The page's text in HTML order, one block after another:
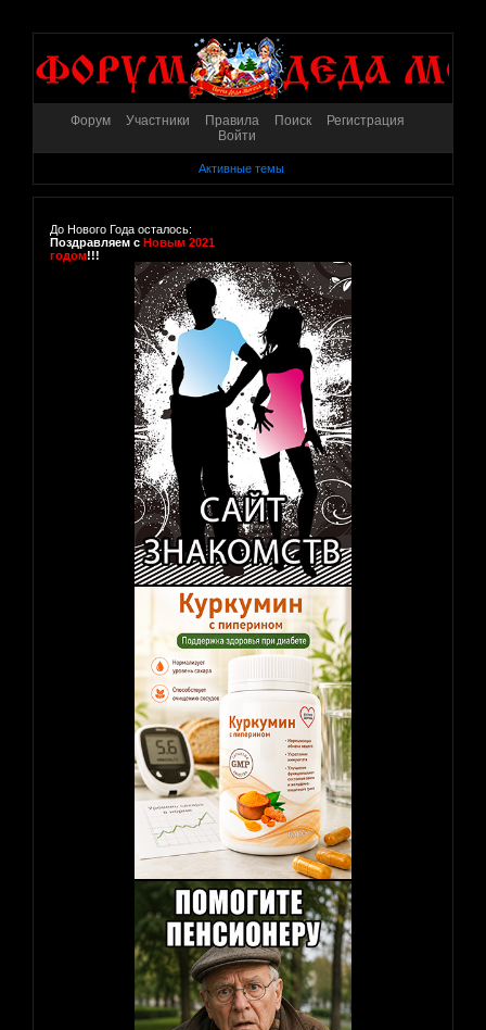
Форум Участники Правила Поиск
Регистрация
Войти
Активные темы
До Нового Года осталось:
Поздравляем с Новым 2021
годом!!!